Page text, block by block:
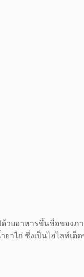
วยอาหารขึ้นชื่อของ
าไก่ ซึ่งเป็นไฮไลท์เ